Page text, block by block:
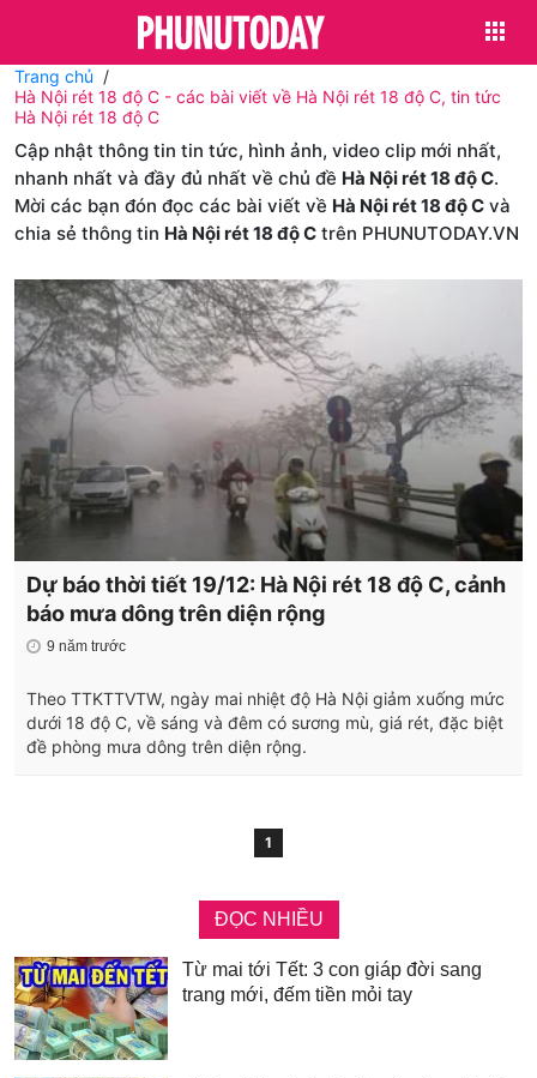
Trang chủ
Hà Nội rét 18 độ C - các bài viết về Hà Nội rét 18 độ C, tin tức
Hà Nội rét 18 độ C
Cập nhật thông tin tin tức, hình ảnh, video clip mới nhất,
nhanh nhất và đầy đủ nhất về chủ đề Hà Nội rét 18 độ C.
Mời các bạn đón đọc các bài viết về Hà Nội rét 18 độ C và
chia sẻ thông tin Hà Nội rét 18 độ C trên PHUNUTODAY.VN
Dự báo thời tiết 19/12: Hà Nội rét 18 độ C, cảnh
báo mưa dông trên diện rộng
9 năm trước
Theo TTKTTVTW, ngày mai nhiệt độ Hà Nội giảm xuống mức
dưới 18 độ C, về sáng và đêm có sương mù, giá rét, đặc biệt
đề phòng mưa dông trên diện rộng.
1
ĐỌC NHIỀU
Từ mai tới Tết: 3 con giáp đời sang
trang mới, đếm tiền mỏi tay